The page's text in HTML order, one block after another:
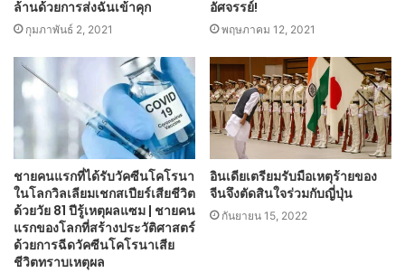
ล้านด้วยการส่งฉันเข้าคุก
กุมภาพันธ์ 2, 2021
อัศจรรย์!
พฤษภาคม 12, 2021
ชายคนแรกที่ได้รับวัคซีนโคโรนา
ในโลกวิลเลียมเชกสเปียร์เสียชีวิต
ด้วยวัย 81 ปีรู้เหตุผลแซม | ชายคน
แรกของโลกที่สร้างประวัติศาสตร์
ด้วยการฉีดวัคซีนโคโรนาเสีย
ชีวิตทราบเหตุผล
อินเดียเตรียมรับมือเหตุร้ายของ
จีนจึงตัดสินใจร่วมกับญี่ปุ่น
กันยายน 15, 2022